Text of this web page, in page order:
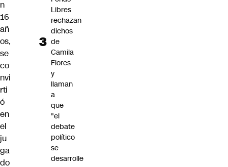
n
16
añ
os,
se
co
nvi
rti
ó
en
el
ju
ga
do
Libres
rechazan
dichos
de
Camila
Flores
y
llaman
a
que
"el
debate
político
se
desarrolle